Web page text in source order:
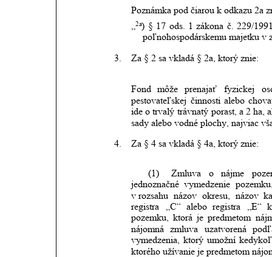
Poznámka pod čiarou k odkazu 2a
2a) § 17 ods. 1 zákona č. 229/
poľnohospodárskemu majetku v
3. Za § 2 sa vkladá § 2a, ktorý znie:
Fond môže prenajať fyzickej
pestovateľskej činnosti alebo
ide o trvalý trávnatý porast, a 2 ha,
sady alebo vodné plochy, najviac
4. Za § 4 sa vkladá § 4a, ktorý znie:
(1) Zmluva o nájme
jednoznačné vymedzenie
v rozsahu názov okresu, názov
registra
„C“ alebo registra „E“
pozemku, ktorá je predmetom
nájomná
zmluva uzatvorená
vymedzenia,
ktorý umožní
ktorého užívanie je predmetom